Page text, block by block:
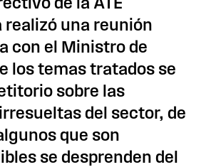
una reunión
con el Ministro de
los temas tratados se
sobre las
del sector, de
que son
se desprenden del